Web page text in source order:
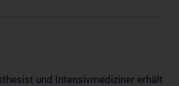
und Intensivmediziner erhält